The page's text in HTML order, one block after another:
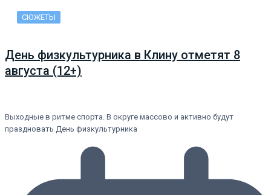
СЮЖЕТЫ
День физкультурника в Клину отметят 8
августа (12+)
Выходные в ритме спорта. В округе массово и активно будут
праздновать День физкультурника